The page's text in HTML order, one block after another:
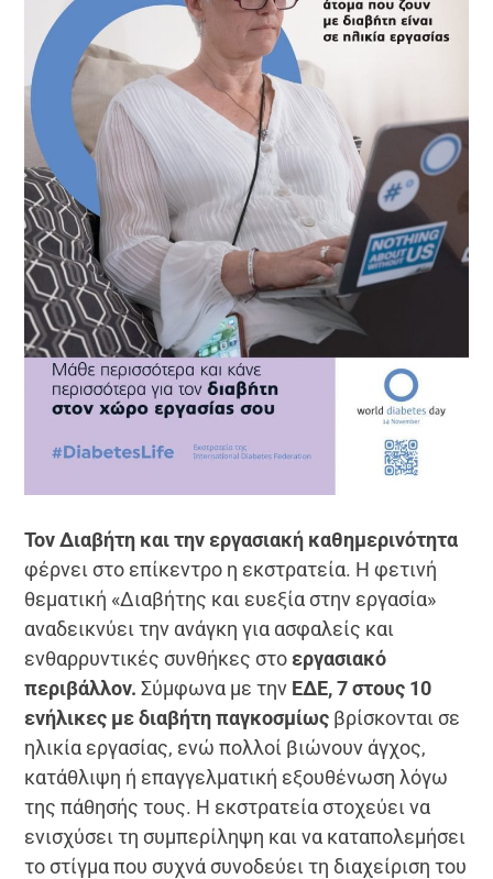
Τον Διαβήτη και την εργασιακή καθημερινότητα
φέρνει στο επίκεντρο η εκστρατεία. Η φετινή
θεματική «Διαβήτης και ευεξία στην εργασία»
αναδεικνύει την ανάγκη για ασφαλείς και
ενθαρρυντικές συνθήκες στο εργασιακό
περιβάλλον. Σύμφωνα με την ΕΔΕ, 7 στους 10
ενήλικες με διαβήτη παγκοσμίως βρίσκονται σε
ηλικία εργασίας, ενώ πολλοί βιώνουν άγχος,
κατάθλιψη ή επαγγελματική εξουθένωση λόγω
της πάθησής τους. Η εκστρατεία στοχεύει να
ενισχύσει τη συμπερίληψη και να καταπολεμήσει
το στίγμα που συχνά συνοδεύει τη διαχείριση του